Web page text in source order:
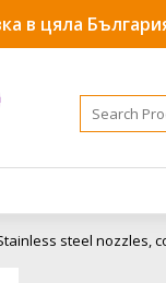
в цяла
steel nozzles,